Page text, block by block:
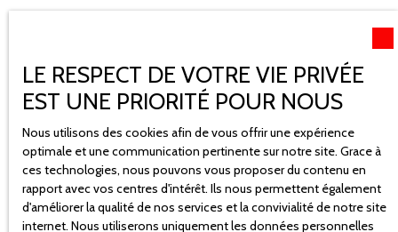
Vendez ou investissez en viager en
LE RESPECT DE VOTRE VIE PRIVÉE
EST UNE PRIORITÉ POUR NOUS
Nous utilisons des cookies afin de vous offrir une expérience
optimale et une communication pertinente sur notre site. Grace à
ces technologies, nous pouvons vous proposer du contenu en
rapport avec vos centres d'intérêt. Ils nous permettent également
d'améliorer la qualité de nos services et la convivialité de notre site
internet. Nous utiliserons uniquement les données personnelles